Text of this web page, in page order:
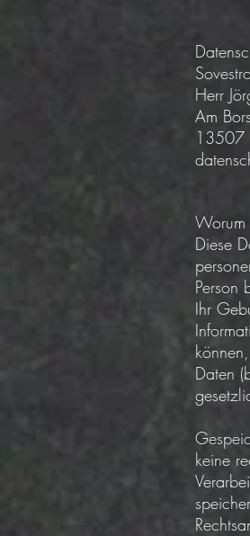
Herr
Am
13507
Worum
Diese
Person
Ihr
Daten
keine